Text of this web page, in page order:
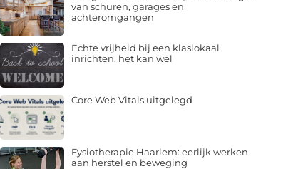
van schuren, garages en
achteromgangen
Echte vrijheid bij een klaslokaal
inrichten, het kan wel
Core Web Vitals uitgelegd
Fysiotherapie Haarlem: eerlijk werken
aan herstel en beweging